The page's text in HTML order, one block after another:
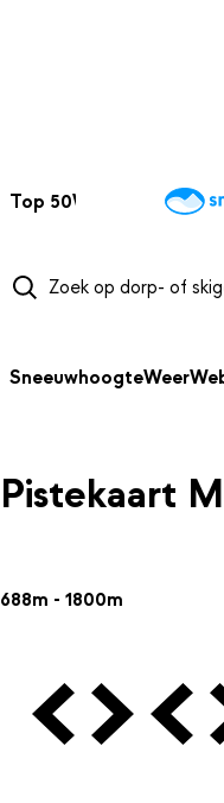
Top 50Webcams
SneeuwhoogteWeer
Pistekaart
688m - 1800m
Vorige VolgendeVorige